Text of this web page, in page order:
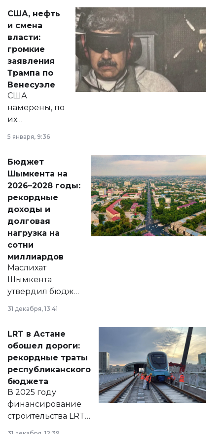
актуальных тем —
от слухов о
политических
реформах до
вопросов армии,
экономики и
личного здоровья.
США, нефть
и смена
власти:
громкие
заявления
Трампа по
Венесуэле
США
намерены, по
их
принести
народу
Венесуэлы.
5 января, 9:36
Бюджет
Шымкента на
2026–2028 годы:
рекордные
доходы и
долговая
нагрузка на
сотни
миллиардов
Маслихат
Шымкента
утвердил бюджет
города на 2026–
2028 годы.
документ
появился в базе
нормативных
правовых актов и
на сайте маслихат
города.
31 декабря, 13:41
LRT в Астане
обошел дороги:
рекордные траты
республиканского
бюджета
В 2025 году
финансирование
строительства LRT
в Астане из